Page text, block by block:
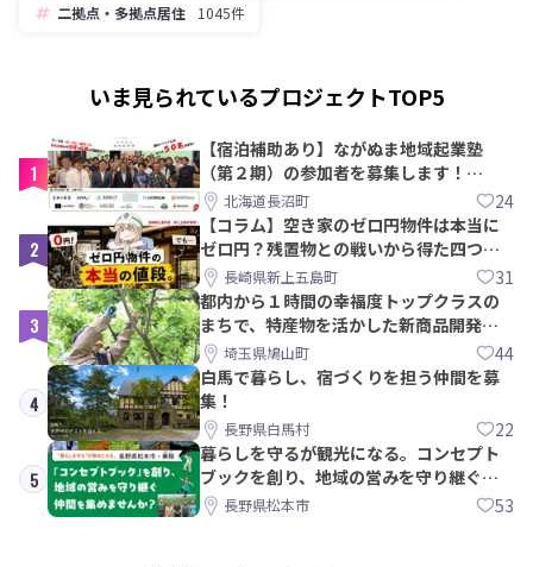
二拠点・多拠点居住
1045件
いま見られているプロジェクトTOP5
1
【宿泊補助あり】ながぬま地域起業塾
（第２期）の参加者を募集します！
【8/21〆】
北海道長沼町 24
2
【コラム】空き家のゼロ円物件は本当に
ゼロ円？残置物との戦いから得た四つの
教訓｜新上五島町
長崎県新上五島町 31
3
都内から１時間の幸福度トップクラスの
まちで、特産物を活かした新商品開発＆
PRメンバー募集！
埼玉県鳩山町 44
4
白馬で暮らし、宿づくりを担う仲間を募
集！
長野県白馬村 22
5
暮らしを守るが観光になる。コンセプト
ブックを創り、地域の営みを守り継ぐ仲
間を集めませんか？
長野県松本市 53